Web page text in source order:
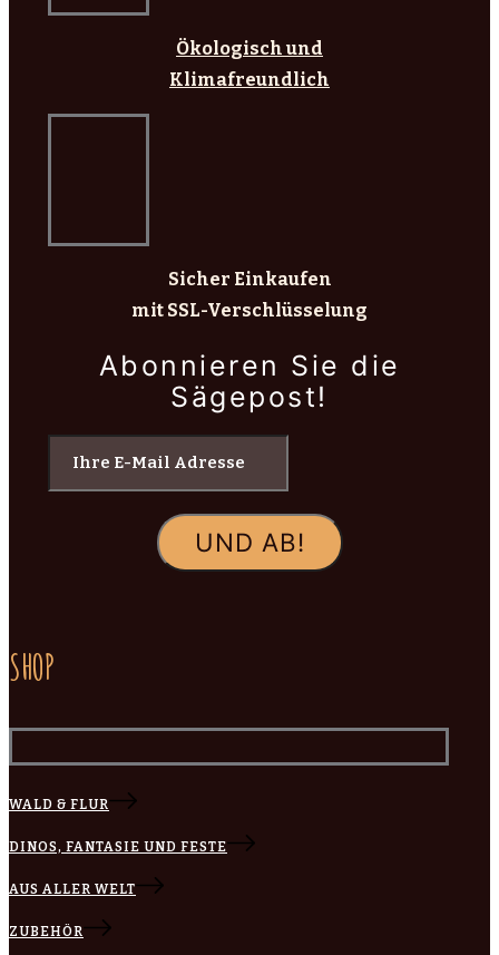
Ökologisch und
Klimafreundlich
Sicher Einkaufen
mit SSL-Verschlüsselung
Abonnieren Sie die
Sägepost!
SHOP
WALD & FLUR
DINOS, FANTASIE UND FESTE
AUS ALLER WELT
ZUBEHÖR